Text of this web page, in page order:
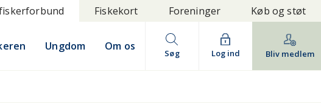
Fiskekort Foreninger Køb og støt
Ungdom Om os
Søg Log ind Bliv medlem